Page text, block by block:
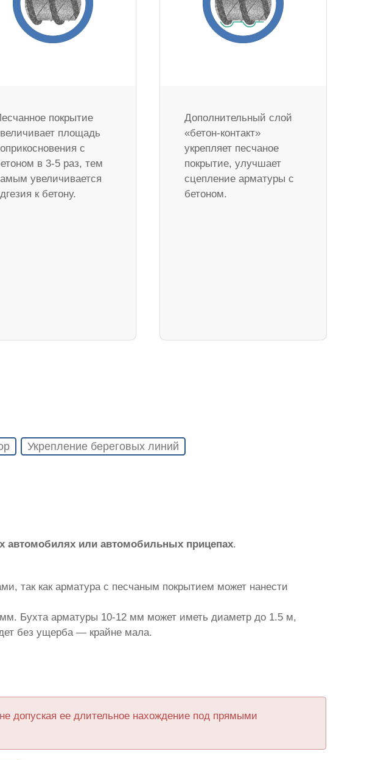
покрытие
площадь
с
в 3-5 раз, тем
увеличивается
к бетону.
Дополнительный слой
«бетон-контакт»
укрепляет песчаное
покрытие, улучшает
сцепление арматуры с
бетоном.
Укрепление береговых линий
автомобилях или автомобильных прицепах.
так как арматура с песчаным покрытием может нанести
Бухта арматуры 10-12 мм может иметь диаметр до 1.5 м,
без ущерба — крайне мала.
допуская ее длительное нахождение под прямыми